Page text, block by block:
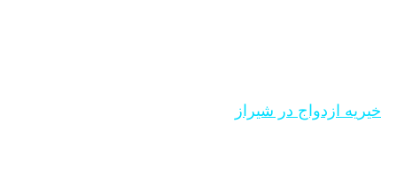
خیریه ازدواج در شیراز